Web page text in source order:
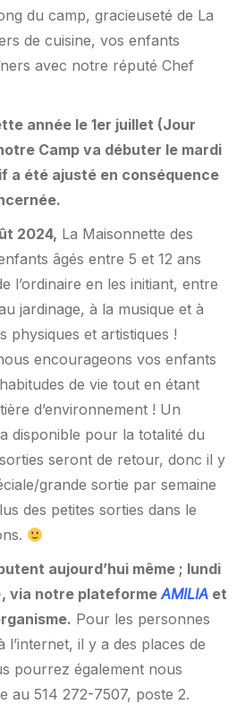
du camp, gracieuseté de La
de cuisine, vos enfants
avec notre réputé Chef
année le 1er juillet (Jour
Camp va débuter le mardi
a été ajusté en conséquence
2024, La Maisonnette des
âgés entre 5 et 12 ans
l’ordinaire en les initiant, entre
jardinage, à la musique et à
physiques et artistiques !
encourageons vos enfants
de vie tout en étant
d’environnement ! Un
disponible pour la totalité du
seront de retour, donc il y
grande sortie par semaine
des petites sorties dans le
aujourd’hui même ; lundi
via notre plateformeAMILIA et
Pour les personnes
l’internet, il y a des places de
pourrez également nous
au 514 272-7507, poste 2.